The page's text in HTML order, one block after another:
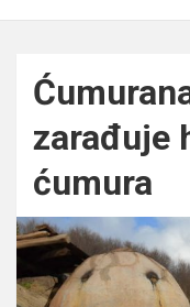
zarađuje
ćumura